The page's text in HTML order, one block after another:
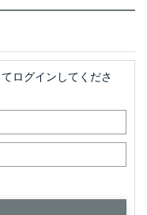
ログインしてくださ